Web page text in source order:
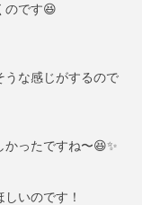
のです😆
うな感じがするので
ったですね〜😆✨
いのです！